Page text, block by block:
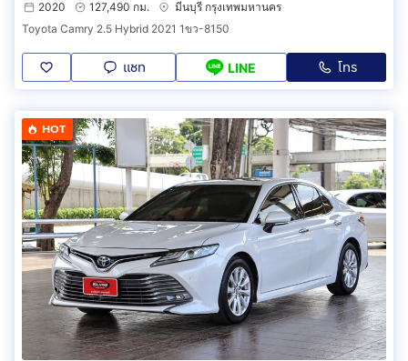
2020
127,490 กม.
มีนบุรี กรุงเทพมหานคร
Toyota Camry 2.5 Hybrid 2021 1ขว-8150
แชท LINE โทร
HOT